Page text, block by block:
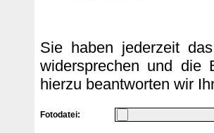
Sie haben jederzeit
widersprechen und die
hierzu beantworten wir
Fotodatei: